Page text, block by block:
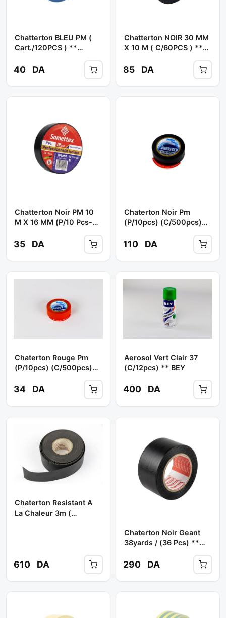
Chatterton BLEU PM (
Cart./120PCS ) **
40 DA
Chatterton NOIR 30 MM
X 10 M ( C/60PCS ) **
85 DA
Chatterton Noir PM 10
M X 16 MM (P/10 Pcs-
SAMETTEX
35 DA
Chaterton Noir Pm
(p/10pcs) (c/500pcs)
110 DA
Chaterton Rouge Pm
(p/10pcs) (c/500pcs)
34 DA
Aerosol Vert Clair 37
(c/12pcs) ** BEY
400 DA
Chaterton Resistant A
La Chaleur 3m (
610 DA
Chaterton Noir Geant
38yards / (36 Pcs) **
290 DA